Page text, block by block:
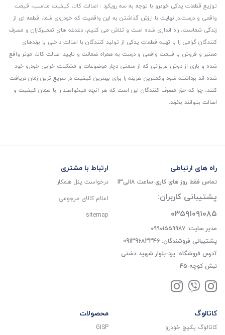
توزیع قطعات یدکی خودرو با توجه به سه رویکرد : اصالت کالا، کیفیت مناسب، قیمت
واقعی و درست.در نهایت با ارزش گذاشتن به این واقعیت که خودروی شما، قطعه ای از
زندگی شماست، راه اندازی شده است و تلاش می کنیم، دغدغه های تعمیرکاران و مصرف
کنندگان گرامی را با تهیه قطعات یدکی از تولید کنندگان با اصالت داخلی با برندهای
معتبر و فروش با قیمت واقعی و درست به همراه ضمانت و تایید اصالت کالا، موثر واقع
شده و باری از دوش عزیزانی که از سمتی دچار موضوعات و مشکلات خرابی خودرو خود
شده اند برداشته شود و‌کمترین هزینه را برای بهترین کیفیت در سریع ترین زمان دریافت
کنند، چرا که حق مصرف کنندگان این است که هر آنچه میخواهند را با همان کیفیت و
اصالت بتوانند بخرند..
راه های ارتباطی
تماس فقط روز های کاری ساعت 8الی13
پشتیبانی کاربران:
۰۳۵۹۱۰۹۱۰۸۵
مدیر سایت: ۰۹۹۰۱۵۵۹۹۸۷
پشتیبانی فروشندگان: 09139683346
آدرس فروشگاه: یزد-بلوار شهید دشتی
نبش کوچه 45
ارتباط با مشتری
درخواست پنل همکار
اعلام کالای مرجوعی
sitemap
کاتالوگ
کاتالوگ پکیج خودرو
محصولات
GISP